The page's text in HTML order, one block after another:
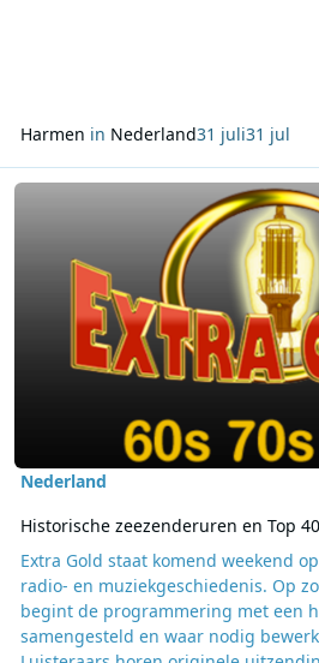
Harmen in Nederland31 juli31 jul
Lees meer over Historische
Nederland
Historische zeezenderuren en Top
Extra Gold staat komend weekend
radio- en muziekgeschiedenis. Op
begint de programmering met een
samengesteld en waar nodig